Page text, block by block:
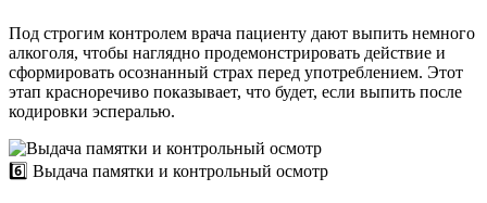
Под строгим контролем врача пациенту дают выпить немного
алкоголя, чтобы наглядно продемонстрировать действие и
сформировать осознанный страх перед употреблением. Этот
этап красноречиво показывает, что будет, если выпить после
кодировки эспералью.
6️⃣ Выдача памятки и контрольный осмотр